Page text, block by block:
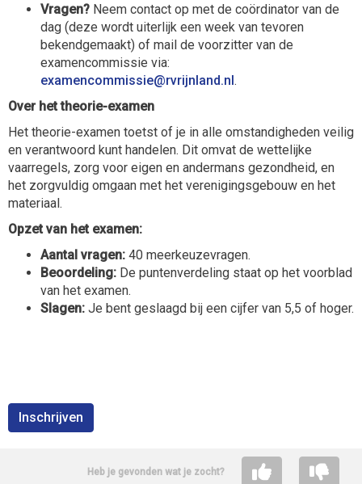
Vragen? Neem contact op met de coördinator van de
dag (deze wordt uiterlijk een week van tevoren
bekendgemaakt) of mail de voorzitter van de
examencommissie via:
eissimmocnemaxe@rvrijnland.nl.
Over het theorie-examen
Het theorie-examen toetst of je in alle omstandigheden veilig
en verantwoord kunt handelen. Dit omvat de wettelijke
vaarregels, zorg voor eigen en andermans gezondheid, en
het zorgvuldig omgaan met het verenigingsgebouw en het
materiaal.
Opzet van het examen:
Aantal vragen: 40 meerkeuzevragen.
Beoordeling: De puntenverdeling staat op het voorblad
van het examen.
Slagen: Je bent geslaagd bij een cijfer van 5,5 of hoger.
Inschrijven
Heb je gevonden wat je zocht?